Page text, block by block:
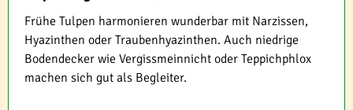
Frühe Tulpen harmonieren wunderbar mit Narzissen,
Hyazinthen oder Traubenhyazinthen. Auch niedrige
Bodendecker wie Vergissmeinnicht oder Teppichphlox
machen sich gut als Begleiter.